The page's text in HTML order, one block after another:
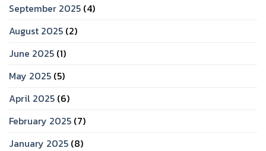
September 2025 (4)
August 2025 (2)
June 2025 (1)
May 2025 (5)
April 2025 (6)
February 2025 (7)
January 2025 (8)